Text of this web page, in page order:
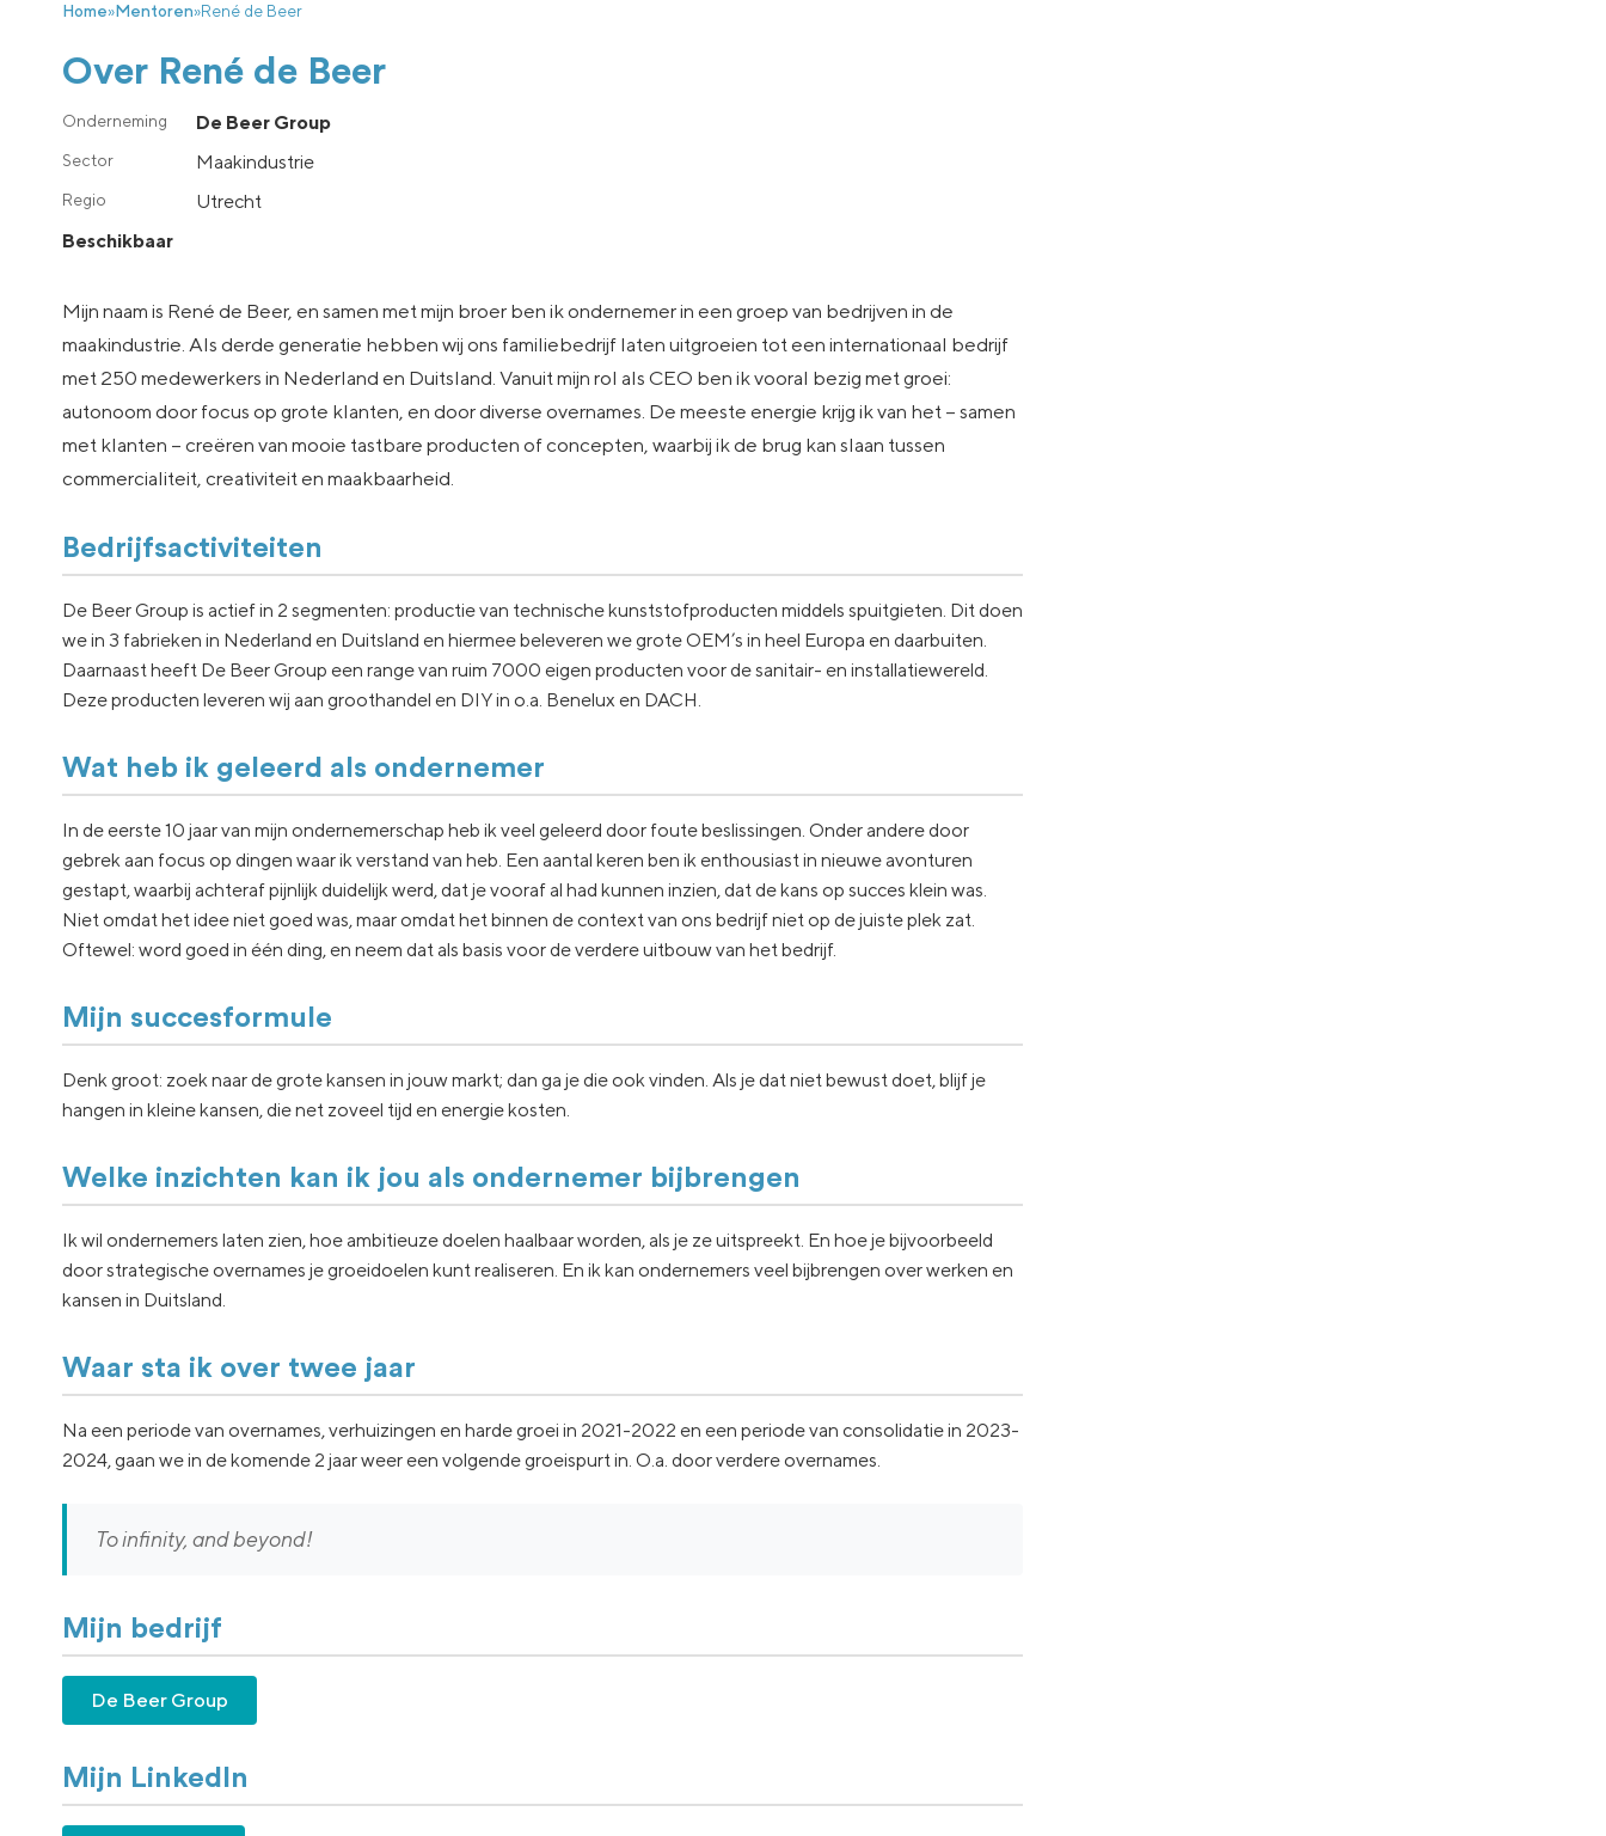
Home»Mentoren»René de Beer
Over René de Beer
De Beer Group
Maakindustrie
utrecht
Beschikbaar
Mijn naam is René de Beer, en samen met mijn broer ben ik ondernemer in een groep van bedrijven in de
maakindustrie. Als derde generatie hebben wij ons familiebedrijf laten uitgroeien tot een internationaal bedrijf
met 250 medewerkers in Nederland en Duitsland. Vanuit mijn rol als CEO ben ik vooral bezig met groei:
autonoom door focus op grote klanten, en door diverse overnames. De meeste energie krijg ik van het – samen
met klanten – creëren van mooie tastbare producten of concepten, waarbij ik de brug kan slaan tussen
commercialiteit, creativiteit en maakbaarheid.
Bedrijfsactiviteiten
De Beer Group is actief in 2 segmenten: productie van technische kunststofproducten middels spuitgieten. Dit doen
we in 3 fabrieken in Nederland en Duitsland en hiermee beleveren we grote OEM’s in heel Europa en daarbuiten.
Daarnaast heeft De Beer Group een range van ruim 7000 eigen producten voor de sanitair- en installatiewereld.
Deze producten leveren wij aan groothandel en DIY in o.a. Benelux en DACH.
Wat heb ik geleerd als ondernemer
In de eerste 10 jaar van mijn ondernemerschap heb ik veel geleerd door foute beslissingen. Onder andere door
gebrek aan focus op dingen waar ik verstand van heb. Een aantal keren ben ik enthousiast in nieuwe avonturen
gestapt, waarbij achteraf pijnlijk duidelijk werd, dat je vooraf al had kunnen inzien, dat de kans op succes klein was.
Niet omdat het idee niet goed was, maar omdat het binnen de context van ons bedrijf niet op de juiste plek zat.
Oftewel: word goed in één ding, en neem dat als basis voor de verdere uitbouw van het bedrijf.
Mijn succesformule
Denk groot: zoek naar de grote kansen in jouw markt; dan ga je die ook vinden. Als je dat niet bewust doet, blijf je
hangen in kleine kansen, die net zoveel tijd en energie kosten.
Welke inzichten kan ik jou als ondernemer bijbrengen
Ik wil ondernemers laten zien, hoe ambitieuze doelen haalbaar worden, als je ze uitspreekt. En hoe je bijvoorbeeld
door strategische overnames je groeidoelen kunt realiseren. En ik kan ondernemers veel bijbrengen over werken en
kansen in Duitsland.
Waar sta ik over twee jaar
Na een periode van overnames, verhuizingen en harde groei in 2021-2022 en een periode van consolidatie in 2023-
2024, gaan we in de komende 2 jaar weer een volgende groeispurt in. O.a. door verdere overnames.
To infinity, and beyond!
Mijn bedrijf
De Beer Group
Mijn LinkedIn